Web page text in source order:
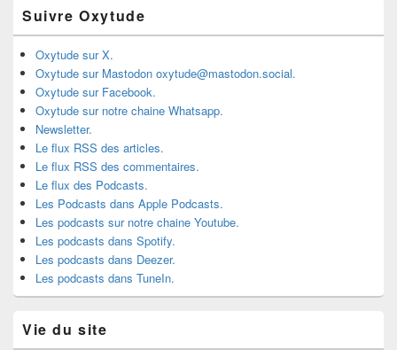
Suivre Oxytude
Oxytude sur X.
Oxytude sur Mastodon oxytude@mastodon.social.
Oxytude sur Facebook.
Oxytude sur notre chaine Whatsapp.
Newsletter.
Le flux RSS des articles.
Le flux RSS des commentaires.
Le flux des Podcasts.
Les Podcasts dans Apple Podcasts.
Les podcasts sur notre chaine Youtube.
Les podcasts dans Spotify.
Les podcasts dans Deezer.
Les podcasts dans TuneIn.
Vie du site